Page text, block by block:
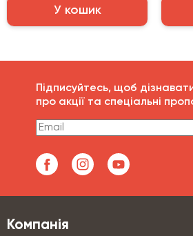
У кошик
Підписуйтесь, щоб
про акції та спеціальні
Компанія